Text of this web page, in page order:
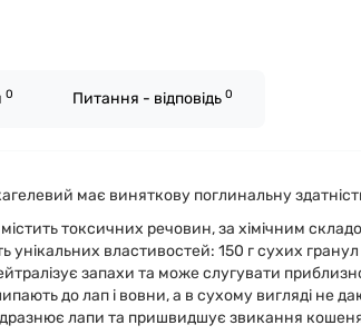
0 Питання - відповідь 0
має виняткову поглинальну
токсичних речовин, за хімічним
унікальних властивостей: 150 г сухих
запахи та може слугувати
до лап і вовни, а в сухому вигляді не
лапи та пришвидшує звикання